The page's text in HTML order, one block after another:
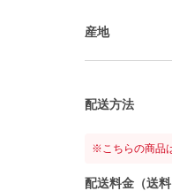
産地
配送方法
※こちらの商品
配送料金（送料